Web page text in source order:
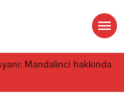
Lisesi’nde 4 yıl geçti,